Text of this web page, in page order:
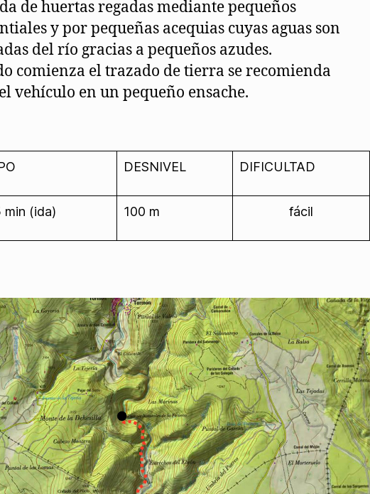
de huertas regadas mediante pequeños
y por pequeñas acequias cuyas aguas son
del río gracias a pequeños azudes.
comienza el trazado de tierra se recomienda
vehículo en un pequeño ensache.
DESNIVEL DIFICULTAD
min (ida) 100 m fácil